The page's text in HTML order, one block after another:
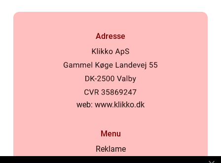
Adresse
web: www.klikko.dk
Menu
Reklame